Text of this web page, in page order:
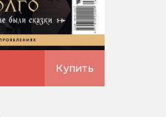
Купить